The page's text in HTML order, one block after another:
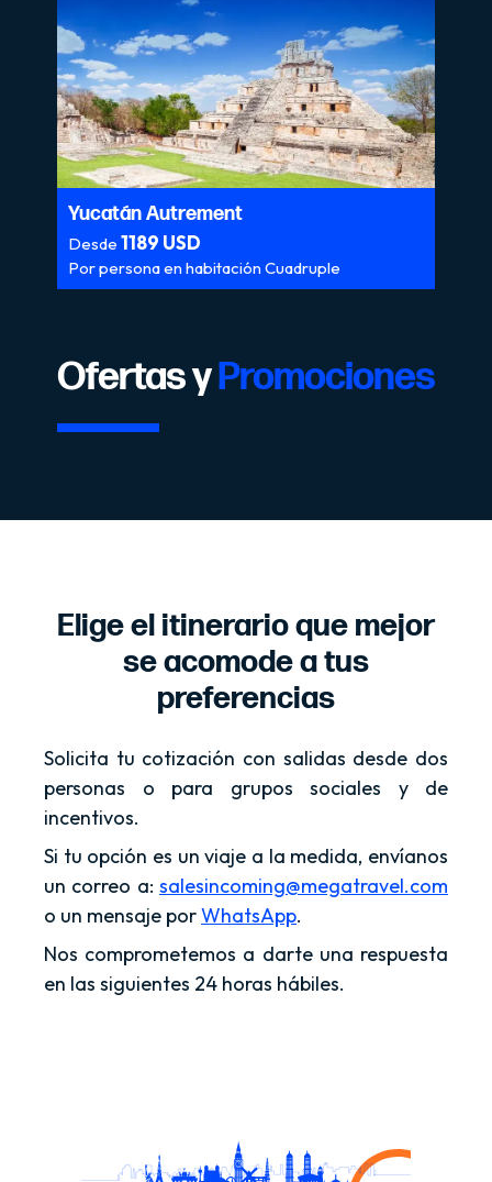
Yucatán Autrement
Desde 1189 USD
Por persona en habitación Cuadruple
Ofertas yPromociones
Elige el itinerario que mejor
se acomode a tus
preferencias
Solicita tu cotización con salidas desde dos
personas o para grupos sociales y de
incentivos.
Si tu opción es un viaje a la medida, envíanos
un correo a: salesincoming@megatravel.com
o un mensaje porWhatsApp.
Nos comprometemos a darte una respuesta
en las siguientes 24 horas hábiles.